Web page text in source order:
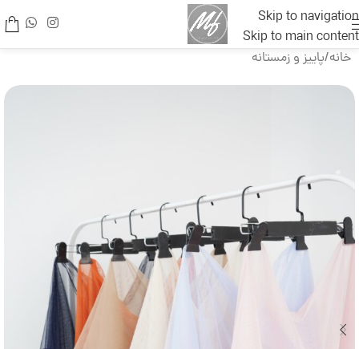
Skip to navigation
Skip to main content
خانه/پاییز و زمستانه